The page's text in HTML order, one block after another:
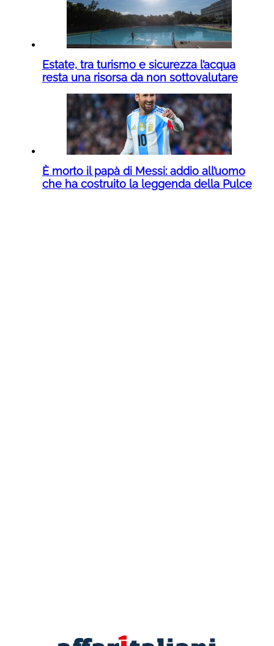
Estate, tra turismo e sicurezza l’acqua
resta una risorsa da non sottovalutare
È morto il papà di Messi: addio all’uomo
che ha costruito la leggenda della Pulce